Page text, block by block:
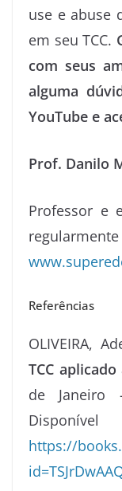
use e abuse
em seu TCC.
com seus
alguma
YouTube e
Prof. Danilo
Professor e
Referências
OLIVEIRA,
TCC
de Janeiro
https://